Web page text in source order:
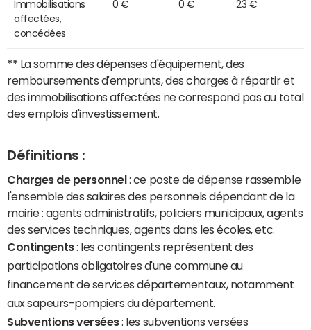
Immobilisations
affectées,
concédées
0 € 0 € 23 €
** La somme des dépenses d'équipement, des
remboursements d'emprunts, des charges à répartir et
des immobilisations affectées ne correspond pas au total
des emplois d'investissement.
Définitions :
Charges de personnel : ce poste de dépense rassemble
l'ensemble des salaires des personnels dépendant de la
mairie : agents administratifs, policiers municipaux, agents
des services techniques, agents dans les écoles, etc.
Contingents: les contingents représentent des
participations obligatoires d'une commune au
financement de services départementaux, notamment
aux sapeurs-pompiers du département.
Subventions versées: les subventions versées